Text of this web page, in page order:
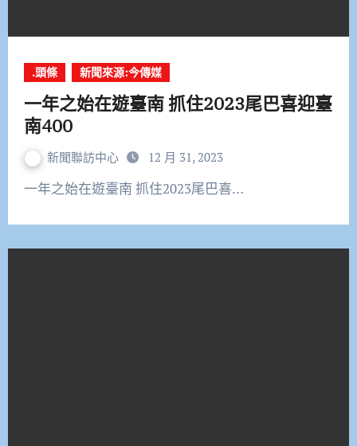
.頭條 新聞來源:今傳媒
一年之始在遊臺南 抓住2023尾巴喜迎臺
南400
新聞聯訪中心 12 月 31, 2023
一年之始在遊臺南 抓住2023尾巴喜…